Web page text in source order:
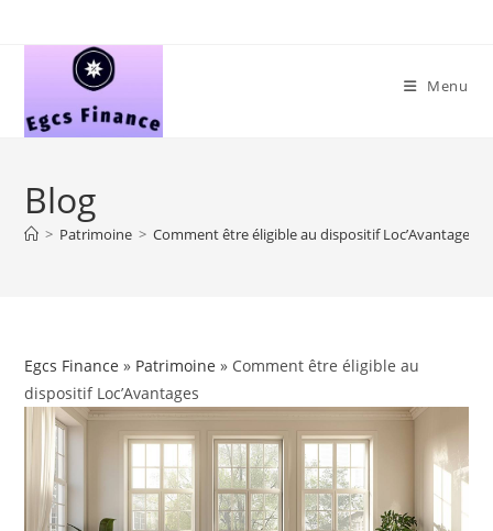
Menu
Blog
> Patrimoine > Comment être éligible au dispositif Loc’Avantages
Egcs Finance » Patrimoine » Comment être éligible au
dispositif Loc’Avantages